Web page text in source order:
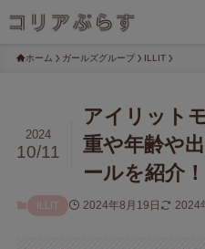
ホーム ガールズグループ ILLIT
アイリット
重や年齢や
ールを紹介！
2024
10/11
ILLIT 2024年8月19日 2024